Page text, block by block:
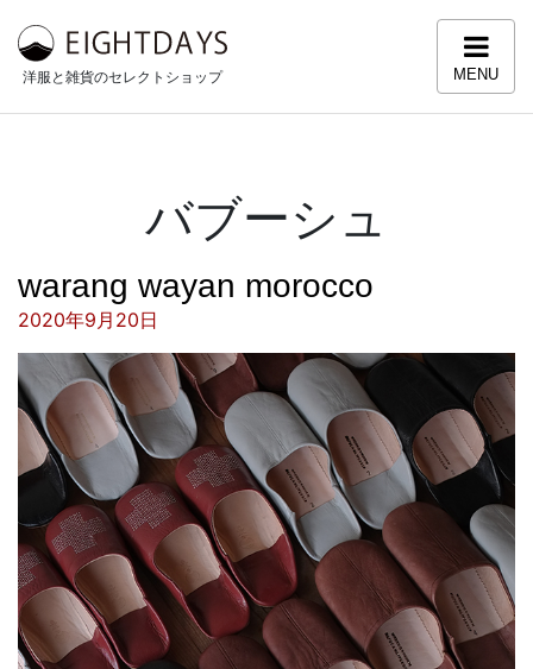
洋服と雑貨のセレクトショップ MENU
バブーシュ
warang wayan morocco
投稿日:
2020年9月20日